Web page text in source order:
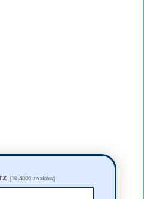
(10-4000 znaków)